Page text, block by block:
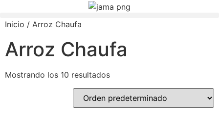
Inicio / Arroz Chaufa
Arroz Chaufa
Mostrando los 10 resultados